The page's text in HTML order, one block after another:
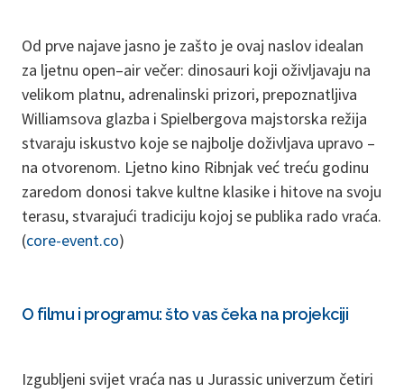
Od prve najave jasno je zašto je ovaj naslov idealan
za ljetnu open–air večer: dinosauri koji oživljavaju na
velikom platnu, adrenalinski prizori, prepoznatljiva
Williamsova glazba i Spielbergova majstorska režija
stvaraju iskustvo koje se najbolje doživljava upravo –
na otvorenom. Ljetno kino Ribnjak već treću godinu
zaredom donosi takve kultne klasike i hitove na svoju
terasu, stvarajući tradiciju kojoj se publika rado vraća.
(core-event.co)
O filmu i programu: što vas čeka na projekciji
Izgubljeni svijet vraća nas u Jurassic univerzum četiri